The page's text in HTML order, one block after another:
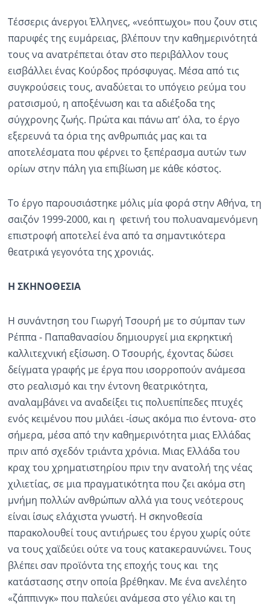
Τέσσερις άνεργοι Έλληνες, «νεόπτωχοι» που ζουν στις
παρυφές της ευμάρειας, βλέπουν την καθημερινότητά
τους να ανατρέπεται όταν στο περιβάλλον τους
εισβάλλει ένας Κούρδος πρόσφυγας. Μέσα από τις
συγκρούσεις τους, αναδύεται το υπόγειο ρεύμα του
ρατσισμού, η αποξένωση και τα αδιέξοδα της
σύγχρονης ζωής. Πρώτα και πάνω απ' όλα, το έργο
εξερευνά τα όρια της ανθρωπιάς μας και τα
αποτελέσματα που φέρνει το ξεπέρασμα αυτών των
ορίων στην πάλη για επιβίωση με κάθε κόστος.
Το έργο παρουσιάστηκε μόλις μία φορά στην Αθήνα, τη
σαιζόν 1999-2000, και η φετινή του πολυαναμενόμενη
επιστροφή αποτελεί ένα από τα σημαντικότερα
θεατρικά γεγονότα της χρονιάς.
Η ΣΚΗΝΟΘΕΣΙΑ
Η συνάντηση του Γιωργή Τσουρή με το σύμπαν των
Ρέππα - Παπαθανασίου δημιουργεί μια εκρηκτική
καλλιτεχνική εξίσωση. Ο Τσουρής, έχοντας δώσει
δείγματα γραφής με έργα που ισορροπούν ανάμεσα
στο ρεαλισμό και την έντονη θεατρικότητα,
αναλαμβάνει να αναδείξει τις πολυεπίπεδες πτυχές
ενός κειμένου που μιλάει -ίσως ακόμα πιο έντονα- στο
σήμερα, μέσα από την καθημερινότητα μιας Ελλάδας
πριν από σχεδόν τριάντα χρόνια. Μιας Ελλάδα του
κραχ του χρηματιστηρίου πριν την ανατολή της νέας
χιλιετίας, σε μια πραγματικότητα που ζει ακόμα στη
μνήμη πολλών ανθρώπων αλλά για τους νεότερους
είναι ίσως ελάχιστα γνωστή. Η σκηνοθεσία
παρακολουθεί τους αντιήρωες του έργου χωρίς ούτε
να τους χαϊδεύει ούτε να τους κατακεραυνώνει. Τους
βλέπει σαν προϊόντα της εποχής τους και της
κατάστασης στην οποία βρέθηκαν. Με ένα ανελέητο
«ζάππινγκ» που παλεύει ανάμεσα στο γέλιο και τη